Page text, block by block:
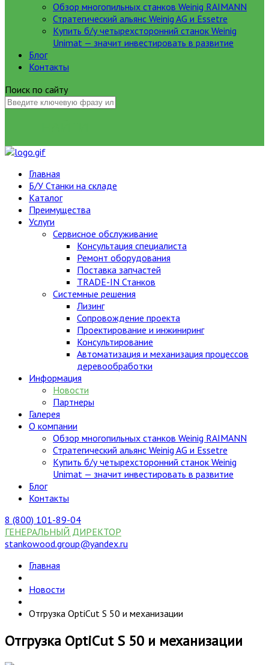
Обзор многопильных станков Weinig RAIMANN
Стратегический альянс Weinig AG и Essetre
Купить б/у четырехсторонний станок Weinig
Unimat — значит инвестировать в развитие
Блог
Контакты
Поиск по сайту
Главная
Б/У Станки на складе
Каталог
Преимущества
Услуги
Сервисное обслуживание
Консультация специалиста
Ремонт оборудования
Поставка запчастей
TRADE-IN Станков
Системные решения
Лизинг
Сопровождение проекта
Проектирование и инжиниринг
Консультирование
Автоматизация и механизация процессов
деревообработки
Информация
Новости
Партнеры
Галерея
О компании
Обзор многопильных станков Weinig RAIMANN
Стратегический альянс Weinig AG и Essetre
Купить б/у четырехсторонний станок Weinig
Unimat — значит инвестировать в развитие
Блог
Контакты
8 (800) 101-89-04
ГЕНЕРАЛЬНЫЙ ДИРЕКТОР
stankowood.group@yandex.ru
Главная
Новости
Отгрузка OptiCut S 50 и механизации
Отгрузка OptiCut S 50 и механизации